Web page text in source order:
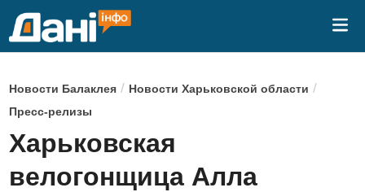
О
п
у
б
л
Новости Балаклея / Новости Харьковской области /
Пресс-релизы
Харьковская
велогонщица Алла